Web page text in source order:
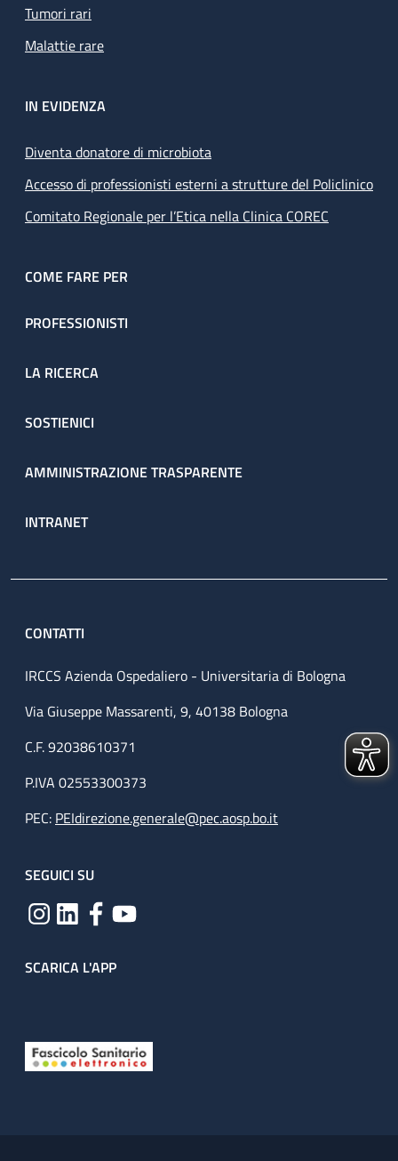
Tumori rari
Malattie rare
IN EVIDENZA
Diventa donatore di microbiota
Accesso di professionisti esterni a strutture del Policlinico
Comitato Regionale per l’Etica nella Clinica COREC
COME FARE PER
PROFESSIONISTI
LA RICERCA
SOSTIENICI
AMMINISTRAZIONE TRASPARENTE
INTRANET
CONTATTI
IRCCS Azienda Ospedaliero - Universitaria di Bologna
Via Giuseppe Massarenti, 9, 40138 Bologna
C.F. 92038610371
P.IVA 02553300373
PEC: PEIdirezione.generale@pec.aosp.bo.it
SEGUICI SU
SCARICA L'APP